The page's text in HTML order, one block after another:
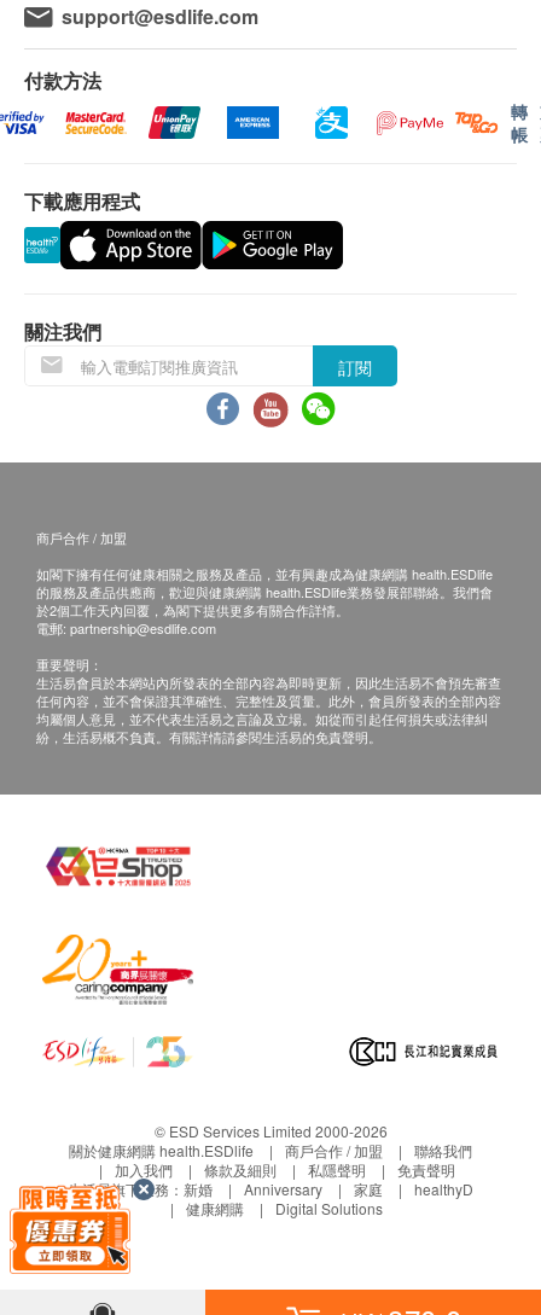
可以滿足您「鬆、靈活、有力」的三個願
健康營養輔助食品，不含中西藥成分，無副
作用，長食有益。
適合人士:
-尋求舒緩肩頸、腰背脊椎、手腳關節疼痛人
士；
-長者或筋骨勞損、關節「咯咯聲」等退化問
題人士。
療或懷疑對產品成份敏感人士，需諮詢醫生
防疾病之藥物，效果需視乎個別體質而定。
淨含量：每盒90粒
韓國製造
建議食用方法:
每日早晚飯後各1粒
養素、Serrazimes®補骨蛋白酵素、蜂蠟、
大豆卵磷脂（乳化劑）、青口素、鯊魚軟骨
葡糖胺、維他命E、SOD酵素
所有訂單須視乎相關貨品的供應情況再作最後確
認。倘若健康網購health.ESDlife未能提供任何訂
單上的貨品，健康網購health.ESDlife有權拒絕接
受該訂單，並且會於送貨前透過電話或電郵通知顧
客再作安排。
保用條款：
貨品質量保證，於顧客收到產品當日起計，使用
期應最少有12個月或以上。
退換條款：
當顧客收取已訂購之貨品時，有責任檢查貨品是否
有損毀情況，一經確認簽收，恕不接受退換。
退換產品必須包裝完整，如退換之產品有任何殘缺
ASANA 360 客戶服務部跟進。
電郵：cs@asana360global.com
support@esdlife.com
付款方法
轉
帳
下載應用程式
關注我們
訂閱
商戶合作 / 加盟
如閣下擁有任何健康相關之服務及產品，並有興趣成為健康網購 health.ESDlife
的服務及產品供應商，歡迎與健康網購 health.ESDlife業務發展部聯絡。我們會
於2個工作天內回覆，為閣下提供更多有關合作詳情。
電郵: partnership@esdlife.com
重要聲明：
生活易會員於本網站內所發表的全部內容為即時更新，因此生活易不會預先審查
任何內容，並不會保證其準確性、完整性及質量。此外，會員所發表的全部內容
均屬個人意見，並不代表生活易之言論及立場。如從而引起任何損失或法律糾
紛，生活易概不負責。有關詳情請參閱生活易的免責聲明。
© ESD Services Limited 2000-2026
關於健康網購 health.ESDlife
商戶合作 / 加盟
聯絡我們
加入我們
條款及細則 私隱聲明
免責聲明
生活易旗下業務： 新婚 Anniversary 家庭
healthyD
健康網購
Digital Solutions